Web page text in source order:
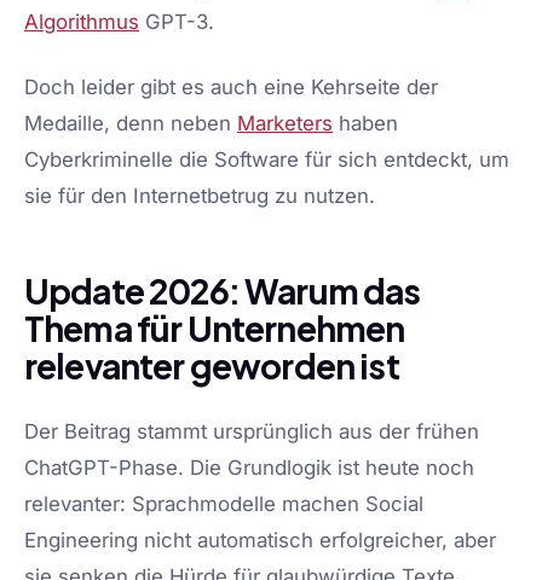
Algorithmus GPT-3.
Doch leider gibt es auch eine Kehrseite der
Medaille, denn neben Marketers haben
Cyberkriminelle die Software für sich entdeckt, um
sie für den Internetbetrug zu nutzen.
Update 2026: Warum das
Thema für Unternehmen
relevanter geworden ist
Der Beitrag stammt ursprünglich aus der frühen
ChatGPT-Phase. Die Grundlogik ist heute noch
relevanter: Sprachmodelle machen Social
Engineering nicht automatisch erfolgreicher, aber